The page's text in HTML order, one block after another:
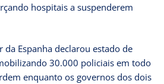
hospitais a suspenderem
Espanha declarou estado de
30.000 policiais em todo
enquanto os governos dos dois